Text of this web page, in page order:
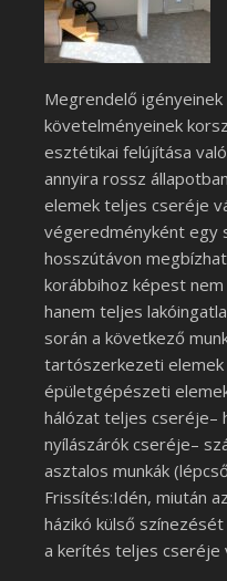
Megrendelő
követelményeinek
esztétikai felújítása
annyira rossz
elemek teljes cseréje
végeredményként egy
hosszútávon
korábbihoz képest
hanem teljes
során a következő
tartószerkezeti
épületgépészeti
hálózat teljes cseréje–
nyílászárók cseréje–
asztalos munkák
Frissítés:Idén, miután
házikó külső
a kerítés teljes cseréje